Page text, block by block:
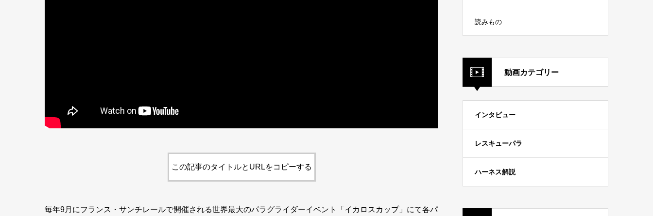
この記事のタイトルとURLをコピーする
毎年9月にフランス・サンチレールで開催される世界最大のパラグライダーイベント「イカロスカップ」にて各パ
読みもの
動画カテゴリー
インタビュー
レスキューパラ
ハーネス解説